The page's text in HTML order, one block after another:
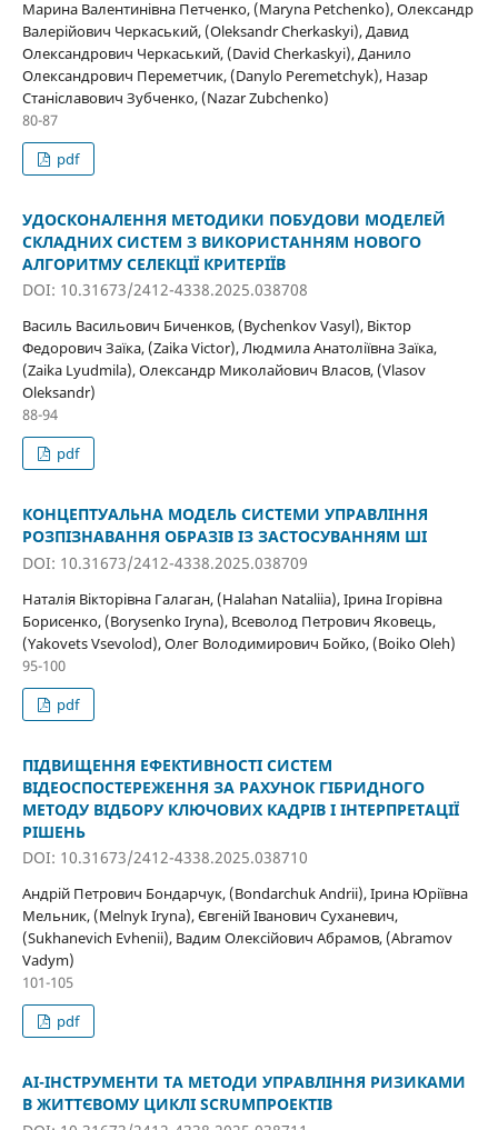
Марина Валентинівна Петченко, (Maryna Petchenko), Олександр
Валерійович Черкаський, (Oleksandr Cherkaskyi), Давид
Олександрович Черкаський, (David Cherkaskyi), Данило
Олександрович Переметчик, (Danylo Peremetchyk), Назар
Станіславович Зубченко, (Nazar Zubchenko)
80-87
pdf
УДОСКОНАЛЕННЯ МЕТОДИКИ ПОБУДОВИ МОДЕЛЕЙ
СКЛАДНИХ СИСТЕМ З ВИКОРИСТАННЯМ НОВОГО
АЛГОРИТМУ СЕЛЕКЦІЇ КРИТЕРІЇВ
DOI: 10.31673/2412-4338.2025.038708
Василь Васильович Биченков, (Bychenkov Vasyl), Віктор
Федорович Заїка, (Zaika Victor), Людмила Анатоліївна Заїка,
(Zaika Lyudmila), Олександр Миколайович Власов, (Vlasov
Oleksandr)
88-94
pdf
КОНЦЕПТУАЛЬНА МОДЕЛЬ СИСТЕМИ УПРАВЛІННЯ
РОЗПІЗНАВАННЯ ОБРАЗІВ ІЗ ЗАСТОСУВАННЯМ ШІ
DOI: 10.31673/2412-4338.2025.038709
Наталія Вікторівна Галаган, (Halahan Nataliia), Ірина Ігорівна
Борисенко, (Borysenko Iryna), Всеволод Петрович Яковець,
(Yakovets Vsevolod), Олег Володимирович Бойко, (Boiko Oleh)
95-100
pdf
ПІДВИЩЕННЯ ЕФЕКТИВНОСТІ СИСТЕМ
ВІДЕОСПОСТЕРЕЖЕННЯ ЗА РАХУНОК ГІБРИДНОГО
МЕТОДУ ВІДБОРУ КЛЮЧОВИХ КАДРІВ І ІНТЕРПРЕТАЦІЇ
РІШЕНЬ
DOI: 10.31673/2412-4338.2025.038710
Андрій Петрович Бондарчук, (Bondarchuk Andrii), Ірина Юріївна
Мельник, (Melnyk Iryna), Євгеній Іванович Суханевич,
(Sukhanevich Evhenii), Вадим Олексійович Абрамов, (Abramov
Vadym)
101-105
pdf
AI-ІНСТРУМЕНТИ ТА МЕТОДИ УПРАВЛІННЯ РИЗИКАМИ
В ЖИТТЄВОМУ ЦИКЛІ SCRUMПРОЕКТІВ